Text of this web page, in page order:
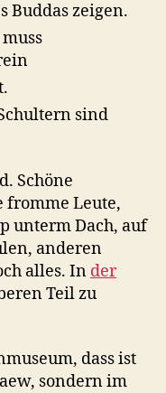
Buddas zeigen.
sind
Schöne
fromme Leute,
unterm Dach, auf
anderen
alles. In der
Teil zu
dass ist
sondern im